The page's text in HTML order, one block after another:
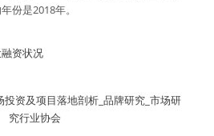
份是2018年。
资状况